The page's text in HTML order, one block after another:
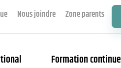
Nous joindre Zone parents
Formation continue